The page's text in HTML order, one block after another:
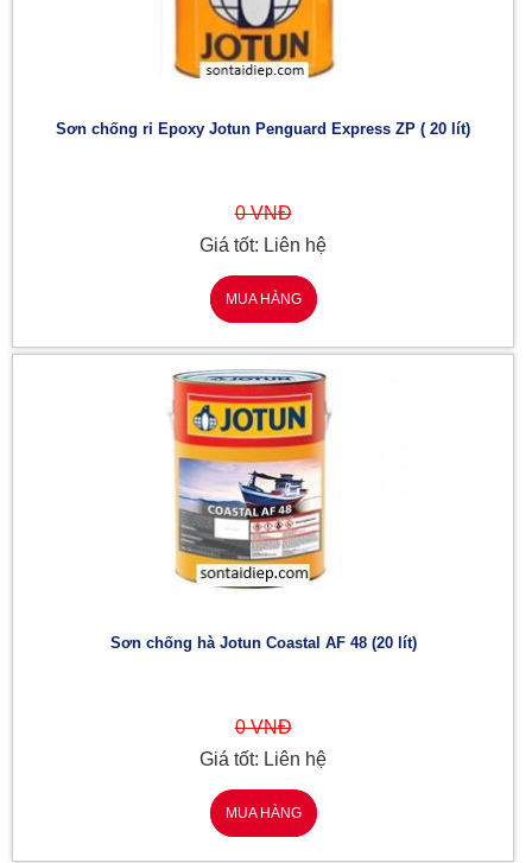
Sơn chống rỉ Epoxy Jotun Penguard Express ZP ( 20 lít)
0 VNĐ
Giá tốt: Liên hệ
MUA HÀNG
Sơn chống hà Jotun Coastal AF 48 (20 lít)
0 VNĐ
Giá tốt: Liên hệ
MUA HÀNG